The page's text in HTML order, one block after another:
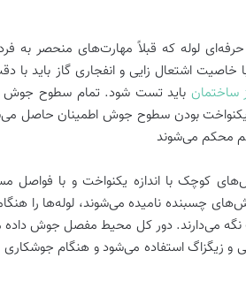
لوله که قبلاً مهارت‌های منحصر به
اشتعال زایی و انفجاری گاز باید با
ساختمان باید تست شود. تمام سطوح جوش
بودن سطوح جوش اطمینان حاصل
هم محکم می‌شوند
کوچک با اندازه یکنواخت و با فواصل
نامیده می‌شوند، لوله‌ها را
نگه می‌دارند. دور کل محیط مفصل جوش
منحنی و زیگزاگ استفاده می‌شود و هنگام